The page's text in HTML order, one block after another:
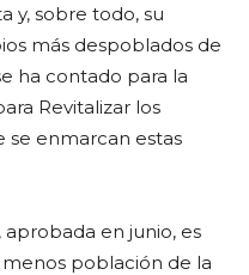
y, sobre todo, su
más despoblados de
ha contado para la
Revitalizar los
se enmarcan estas
aprobada en junio, es
población de la